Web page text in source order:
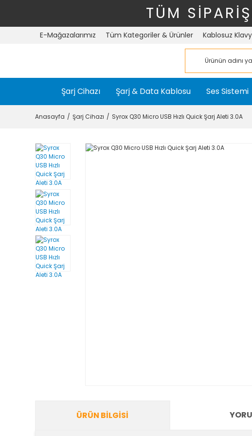
TÜM
E-Mağazalarımız Tüm Kategoriler & Ürünler Kablosuz
Şarj Cihazı Şarj & Data Kablosu Ses Sistemi
Anasayfa Şarj Cihazı Syrox Q30 Micro USB Hızlı Quick Şarj Aleti 3.0A
ÜRÜN BILGISI